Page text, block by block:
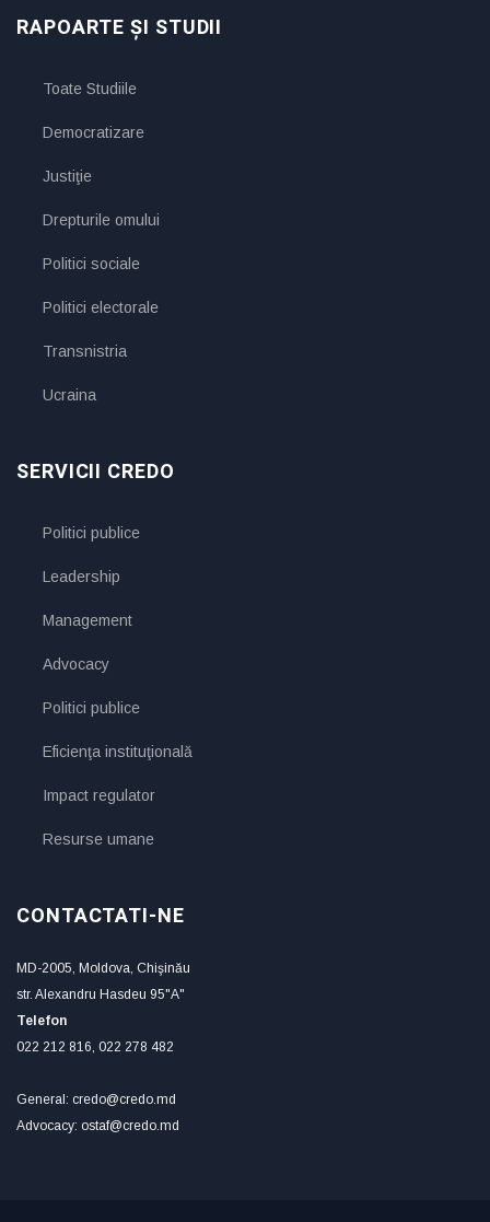
RAPOARTE ȘI STUDII
Toate Studiile
Democratizare
Justiţie
Drepturile omului
Politici sociale
Politici electorale
Transnistria
Ucraina
SERVICII CREDO
Politici publice
Leadership
Management
Advocacy
Politici publice
Eficienţa instituţională
Impact regulator
Resurse umane
CONTACTATI-NE
MD-2005, Moldova, Chişinău
str. Alexandru Hasdeu 95"A"
Telefon
022 212 816, 022 278 482
General: credo@credo.md
Advocacy: ostaf@credo.md